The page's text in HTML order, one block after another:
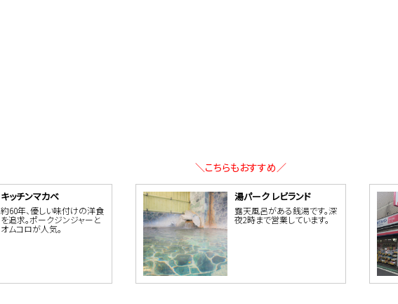
＼こちらもおすすめ／
キッチンマカベ
約60年、優しい味付けの洋食
を追求。ポークジンジャーと
オムコロが人気。
湯パーク レビランド
露天風呂がある銭湯です。深
夜2時まで営業しています。